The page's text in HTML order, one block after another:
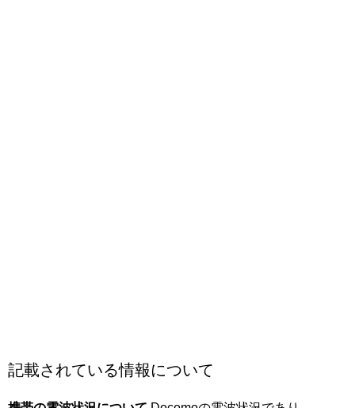
記載されている情報について